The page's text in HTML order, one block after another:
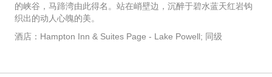
的峡谷，马蹄湾由此得名。站在峭壁边，沉醉于碧水蓝天红岩钩
织出的动人心魄的美。
酒店：Hampton Inn & Suites Page - Lake Powell; 同级